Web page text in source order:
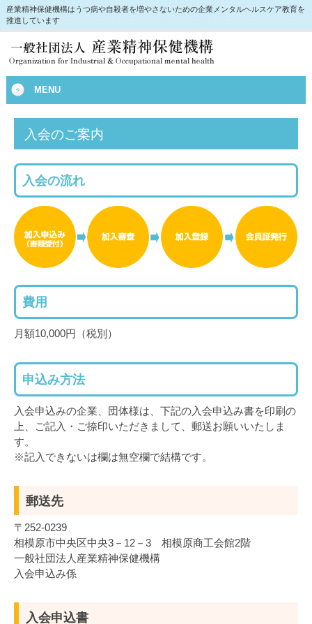
産業精神保健機構はうつ病や自殺者を増やさないための企業メンタルヘルスケア教育を
推進しています
MENU
入会のご案内
入会の流れ
費用
月額10,000円（税別）
申込み方法
入会申込みの企業、団体様は、下記の入会申込み書を印刷の
上、ご記入・ご捺印いただきまして、郵送お願いいたしま
す。
※記入できないは欄は無空欄で結構です。
郵送先
〒252-0239
相模原市中央区中央3－12－3 相模原商工会館2階
一般社団法人産業精神保健機構
入会申込み係
入会申込書